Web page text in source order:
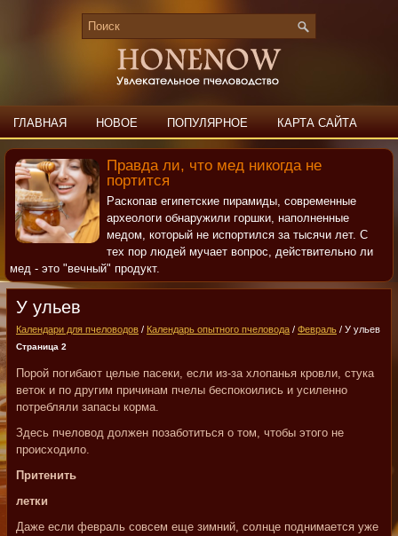
ГЛАВНАЯ НОВОЕ ПОПУЛЯРНОЕ КАРТА САЙТА
ПОИСК КОНТАКТЫ
Правда ли, что мед никогда не
портится
Раскопав египетские пирамиды, современные
археологи обнаружили горшки, наполненные
медом, который не испортился за тысячи лет. С
тех пор людей мучает вопрос, действительно ли
мед - это "вечный" продукт.
У ульев
Календари для пчеловодов / Календарь опытного пчеловода / Февраль / У ульев
Страница 2
Порой погибают целые пасеки, если из-за хлопанья кровли, стука
веток и по другим причинам пчелы беспокоились и усиленно
потребляли запасы корма.
Здесь пчеловод должен позаботиться о том, чтобы этого не
происходило.
Притенить
летки
Даже если февраль совсем еще зимний, солнце поднимается уже